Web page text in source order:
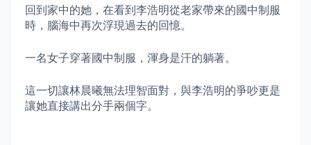
回到家中的她，在看到李浩明從老家帶來的國中制服
時，腦海中再次浮現過去的回憶。
一名女子穿著國中制服，渾身是汗的躺著。
這一切讓林晨曦無法理智面對，與李浩明的爭吵更是
讓她直接講出分手兩個字。